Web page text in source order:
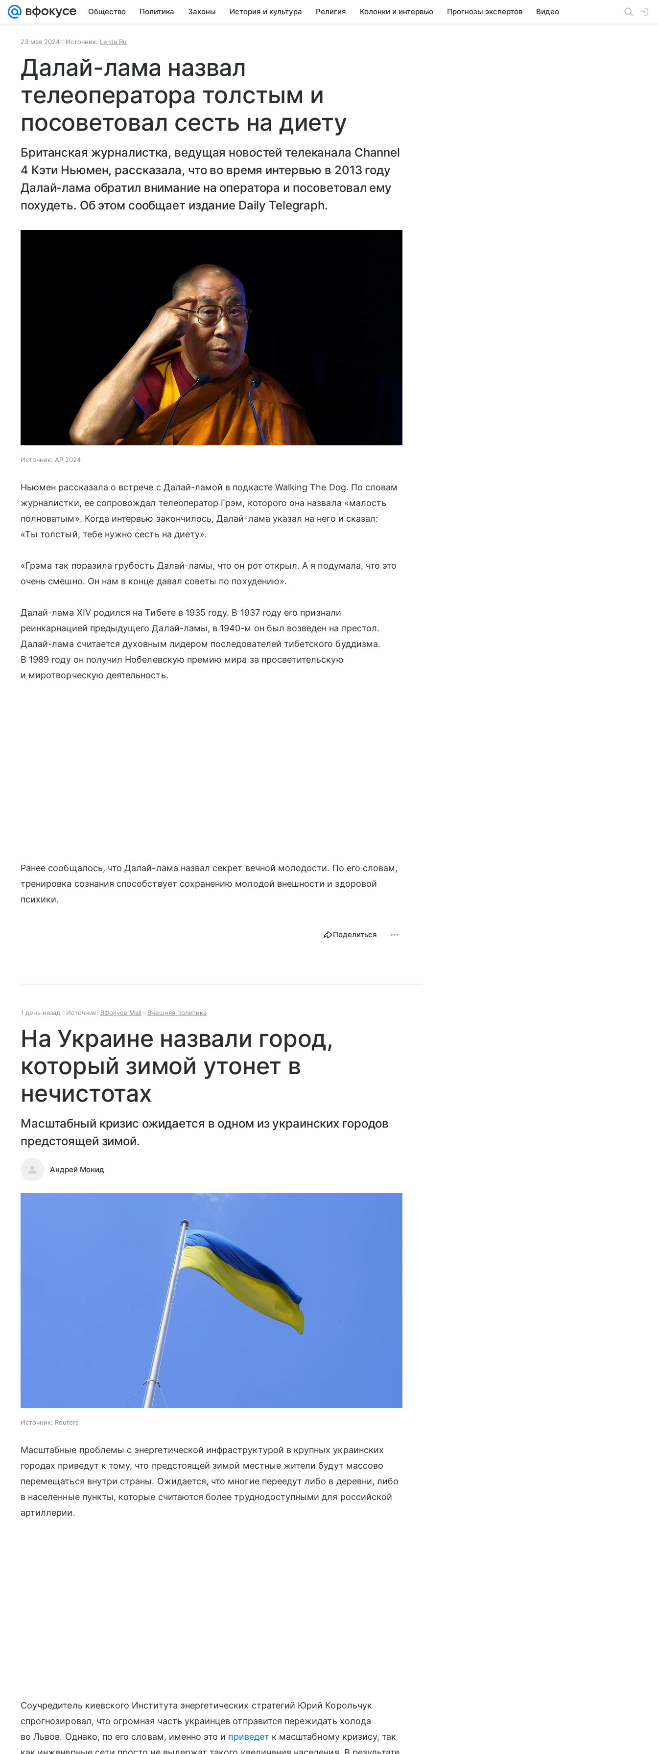
Общество Политика Законы История и культура Религия Колонки и интервью Прогнозы экспертов Видео
23 мая 2024 Источник: Lenta.Ru
Далай-лама назвал
телеоператора толстым и
посоветовал сесть на диету
Британская журналистка, ведущая новостей телеканала Channel
4 Кэти Ньюмен, рассказала, что во время интервью в 2013 году
Далай-лама обратил внимание на оператора и посоветовал ему
похудеть. Об этом сообщает издание Daily Telegraph.
Источник: AP 2024
Ньюмен рассказала о встрече с Далай-ламой в подкасте Walking The Dog. По словам
журналистки, ее сопровождал телеоператор Грэм, которого она назвала «малость
полноватым». Когда интервью закончилось, Далай-лама указал на него и сказал:
«Ты толстый, тебе нужно сесть на диету».
«Грэма так поразила грубость Далай-ламы, что он рот открыл. А я подумала, что это
очень смешно. Он нам в конце давал советы по похудению».
Далай-лама XIV родился на Тибете в 1935 году. В 1937 году его признали
реинкарнацией предыдущего Далай-ламы, в 1940-м он был возведен на престол.
Далай-лама считается духовным лидером последователей тибетского буддизма.
В 1989 году он получил Нобелевскую премию мира за просветительскую
и миротворческую деятельность.
Ранее сообщалось, что Далай-лама назвал секрет вечной молодости. По его словам,
тренировка сознания способствует сохранению молодой внешности и здоровой
психики.
Поделиться
1 день назад Источник: ВФокусе Mail Внешняя политика
На Украине назвали город,
который зимой утонет в
нечистотах
Масштабный кризис ожидается в одном из украинских городов
предстоящей зимой.
Андрей Монид
Источник: Reuters
Масштабные проблемы с энергетической инфраструктурой в крупных украинских
городах приведут к тому, что предстоящей зимой местные жители будут массово
перемещаться внутри страны. Ожидается, что многие переедут либо в деревни, либо
в населенные пункты, которые считаются более труднодоступными для российской
артиллерии.
Соучредитель киевского Института энергетических стратегий Юрий Корольчук
спрогнозировал, что огромная часть украинцев отправится пережидать холода
во Львов. Однако, по его словам, именно это и приведет к масштабному кризису, так